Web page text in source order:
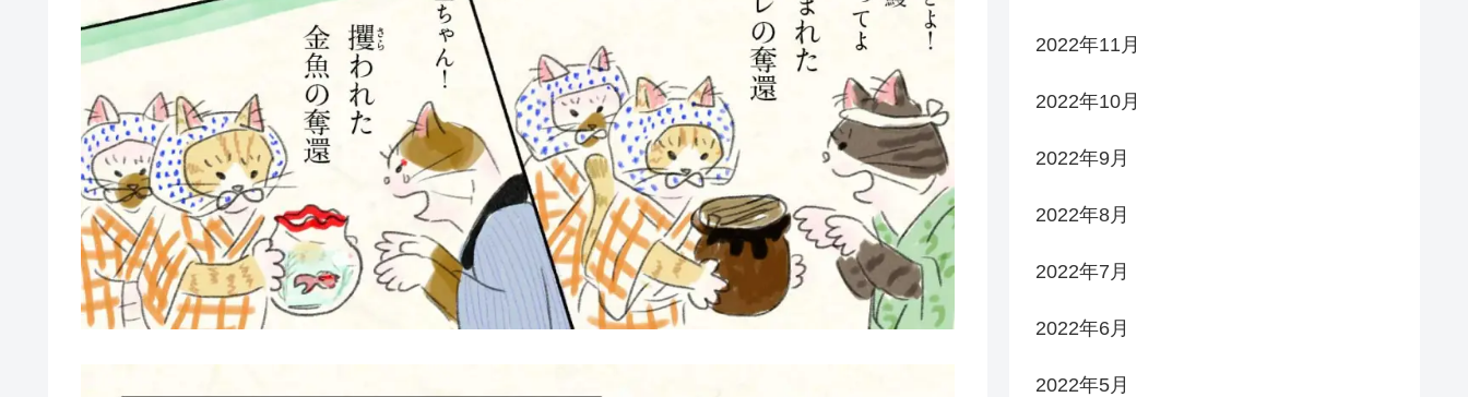
2022年11月
2022年10月
2022年9月
2022年8月
2022年7月
2022年6月
2022年5月